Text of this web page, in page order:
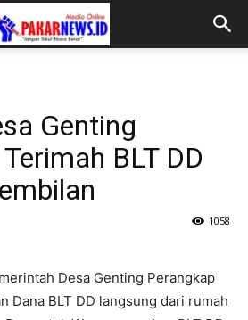
Genting
BLT DD
1058
Desa Genting Perangkap
Dana BLT DD langsung dari rumah